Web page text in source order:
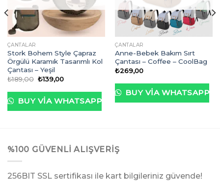
ÇANTALAR
Stork Bohem Style Çapraz
Örgülü Karamık Tasarımlı Kol
Çantası – Yeşil
₺189,00 Orijinal
₺189,00.
₺139,00Şu
fiyat:
₺139,00.
BUY VIA WHATSAPP
ÇANTALAR
Anne-Bebek Bakım Sırt
Çantası – Coffee – CoolBag
₺269,00
BUY VIA WHATSAPP
%100 GÜVENLI ALIŞVERIŞ
256BIT SSL sertifikası ile kart bilgileriniz güvende!